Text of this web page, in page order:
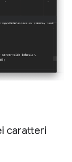
caratteri